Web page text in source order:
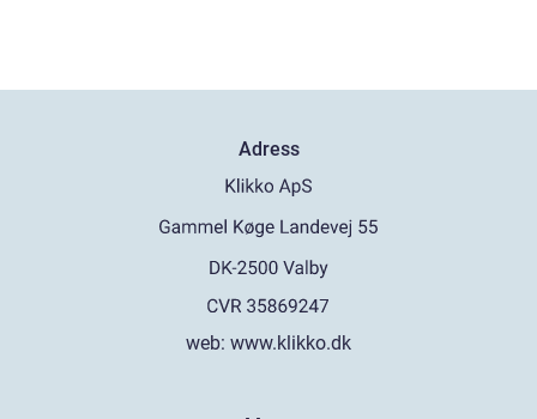
Adress
web: www.klikko.dk